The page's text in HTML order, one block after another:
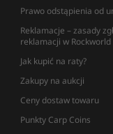
Prawo odstąpienia od
Reklamacje – zasady
reklamacji w Rockworld
Jak kupić na raty?
Zakupy na aukcji
Ceny dostaw towaru
Punkty Carp Coins